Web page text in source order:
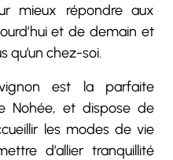
mieux répondre aux
et de demain et
qu’un chez-soi.
est la parfaite
Nohée, et dispose de
les modes de vie
d’allier tranquillité